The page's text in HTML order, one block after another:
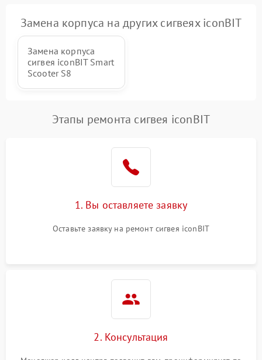
Замена корпуса на других сигвеях iconBIT
Замена корпуса
сигвея iconBIT Smart
Scooter S8
Этапы ремонта сигвея iconBIT
1. Вы оставляете заявку
Оставьте заявку на ремонт сигвея iconBIT
2. Консультация